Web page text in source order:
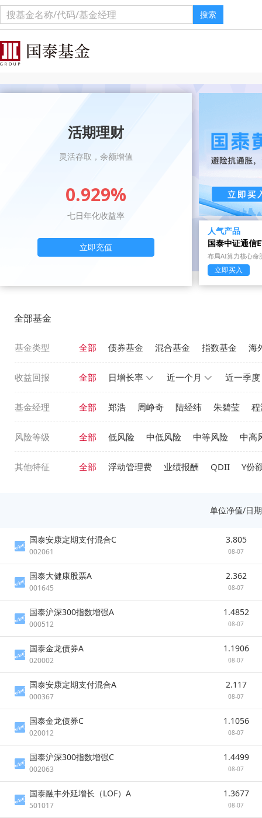
搜索
活期理财
灵活存取，余额增值
0.929%
七日年化收益率
立即充值
人气产品
国泰中证通信
布局AI算力核心命
立即买入
全部基金
基金类型 全部 债券基金 混合基金 指数基金 海
收益回报 全部 日增长率 近一个月 近一季度
基金经理 全部 郑浩 周峥奇 陆经纬 朱碧莹
风险等级 全部 低风险 中低风险 中等风险 中高
其他特征 全部 浮动管理费 业绩报酬 QDII Y份
单位净值/日期
国泰安康定期支付混合C
002061
3.805
08-07
国泰大健康股票A
001645
2.362
08-07
国泰沪深300指数增强A
000512
1.4852
08-07
国泰金龙债券A
020002
1.1906
08-07
国泰安康定期支付混合A
000367
2.117
08-07
国泰金龙债券C
020012
1.1056
08-07
国泰沪深300指数增强C
002063
1.4499
08-07
国泰融丰外延增长（LOF）A
501017
1.3677
08-07